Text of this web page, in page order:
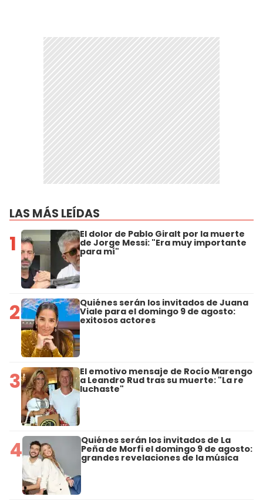
LAS MÁS LEÍDAS
1 El dolor de Pablo Giralt por la muerte
de Jorge Messi: "Era muy importante
para mí"
2 Quiénes serán los invitados de Juana
Viale para el domingo 9 de agosto:
exitosos actores
3 El emotivo mensaje de Rocío Marengo
a Leandro Rud tras su muerte: "La re
luchaste"
4 Quiénes serán los invitados de La
Peña de Morfi el domingo 9 de agosto:
grandes revelaciones de la música